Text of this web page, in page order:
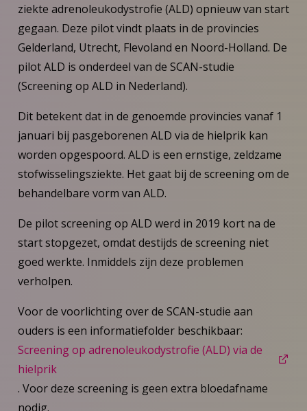
ziekte adrenoleukodystrofie (ALD) opnieuw van start
gegaan. Deze pilot vindt plaats in de provincies
Gelderland, Utrecht, Flevoland en Noord-Holland. De
pilot ALD is onderdeel van de SCAN-studie
(Screening op ALD in Nederland).
Dit betekent dat in de genoemde provincies vanaf 1
januari bij pasgeborenen ALD via de hielprik kan
worden opgespoord. ALD is een ernstige, zeldzame
stofwisselingsziekte. Het gaat bij de screening om de
behandelbare vorm van ALD.
De pilot screening op ALD werd in 2019 kort na de
start stopgezet, omdat destijds de screening niet
goed werkte. Inmiddels zijn deze problemen
verholpen.
Voor de voorlichting over de SCAN-studie aan
ouders is een informatiefolder beschikbaar:
Screening op adrenoleukodystrofie (ALD) via de
hielprik
. Voor deze screening is geen extra bloedafname
nodig.